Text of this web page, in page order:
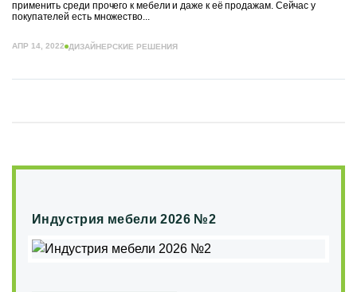
применить среди прочего к мебели и даже к её продажам. Сейчас у
покупателей есть множество...
АПР 14, 2022 ДИЗАЙНЕРСКИЕ РЕШЕНИЯ
Индустрия мебели 2026 №2